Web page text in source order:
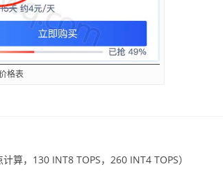
格表
算，130 INT8 TOPS，260 INT4 TOPS）